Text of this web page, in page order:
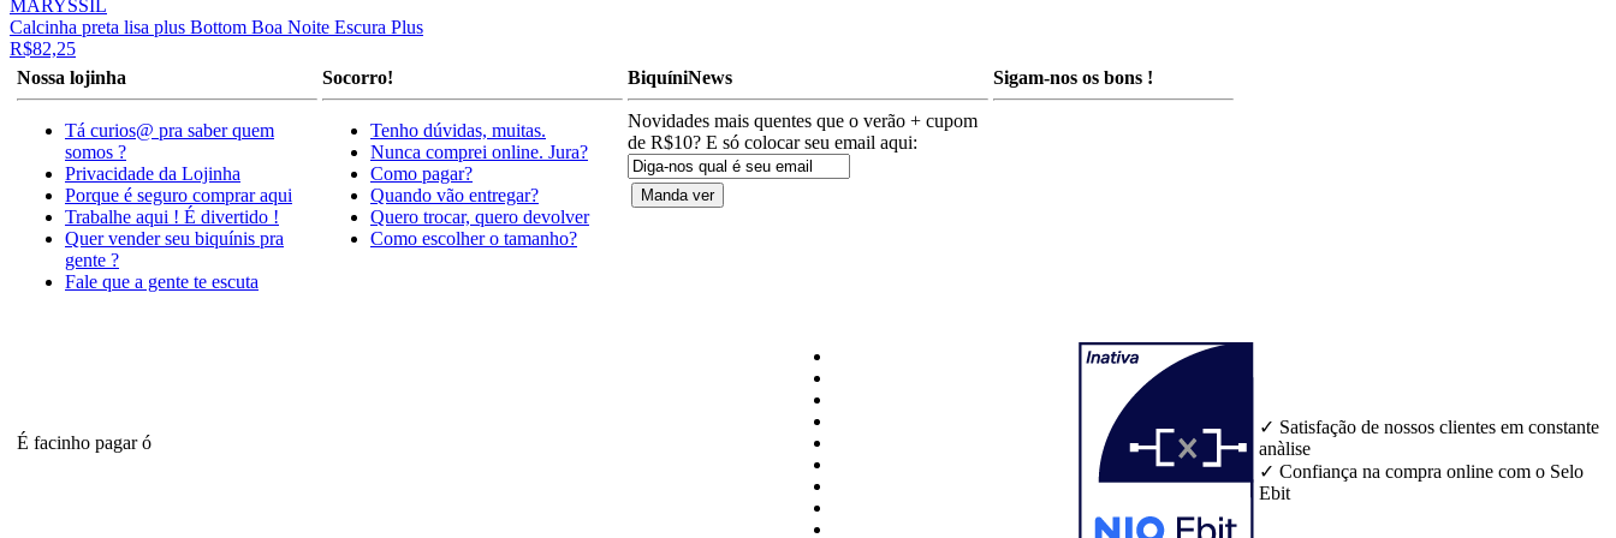
MARYSSIL
Calcinha preta lisa plus Bottom Boa Noite Escura Plus
R$82,25
Nossa lojinha
Tá curios@ pra saber quem
somos ?
Privacidade da Lojinha
Porque é seguro comprar aqui
Trabalhe aqui ! É divertido !
Quer vender seu biquínis pra
gente ?
Fale que a gente te escuta
Socorro!
Tenho dúvidas, muitas.
Nunca comprei online. Jura?
Como pagar?
Quando vão entregar?
Quero trocar, quero devolver
Como escolher o tamanho?
BiquíniNews
Novidades mais quentes que o verão + cupom
de R$10? E só colocar seu email aqui:
Sigam-nos os bons !
É facinho pagar ó
✓ Satisfação de nossos clientes em constante
anàlise
✓ Confiança na compra online com o Selo
Ebit